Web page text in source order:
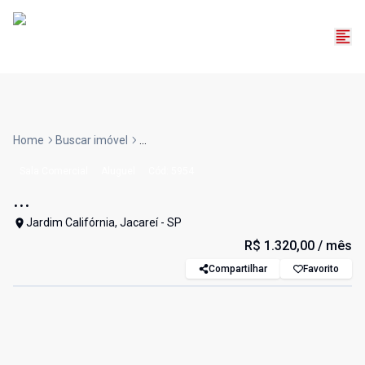
Home Buscar imóvel ...
...
Jardim Califórnia, Jacareí - SP
R$ 1.320,00 / mês
Compartilhar Favorito